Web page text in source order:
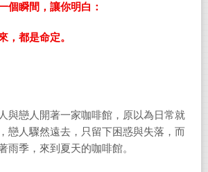
個瞬間，讓你明白：
，都是命定。
與戀人開著一家咖啡館，原以為日常就
戀人驟然遠去，只留下困惑與失落，而
雨季，來到夏天的咖啡館。